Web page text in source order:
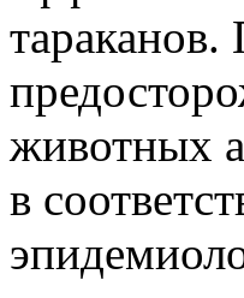
животных
в